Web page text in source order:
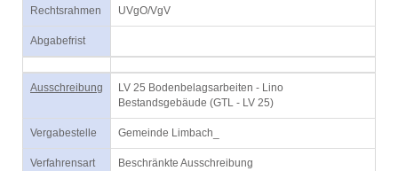
Rechtsrahmen UVgO/VgV
Abgabefrist
Ausschreibung
LV 25 Bodenbelagsarbeiten - Lino
Bestandsgebäude (GTL - LV 25)
Vergabestelle Gemeinde Limbach_
Verfahrensart Beschränkte Ausschreibung